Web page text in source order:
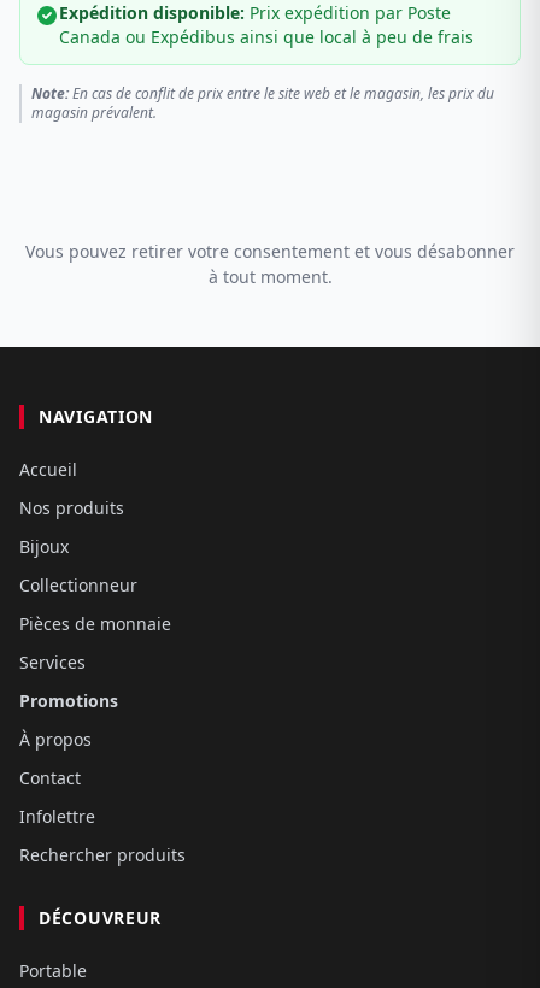
Expédition disponible: Prix expédition par Poste
Canada ou Expédibus ainsi que local à peu de frais
Note:En cas de conflit de prix entre le site web et le magasin, les prix du
magasin prévalent.
Vous pouvez retirer votre consentement et vous désabonner
à tout moment.
NAVIGATION
Accueil
Nos produits
Bijoux
Collectionneur
Pièces de monnaie
Services
Promotions
À propos
Contact
Infolettre
Rechercher produits
DÉCOUVREUR
Portable